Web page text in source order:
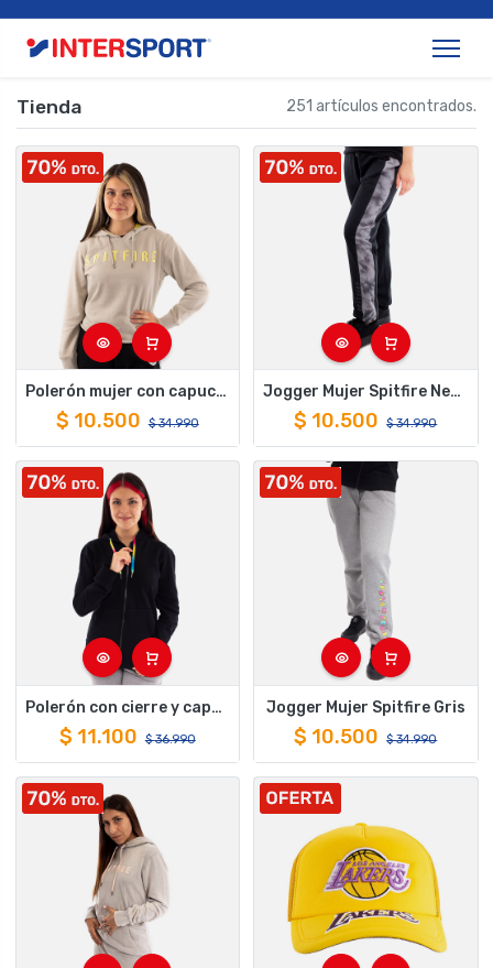
Tienda 251 artículos encontrados.
Polerón mujer con capucha seamless beige
$ 10.500 $34.990
Jogger Mujer Spitfire Negro Gris
$ 10.500 $34.990
Polerón con cierre y capucha para mujer spitfire skate like a girl back negro
$ 11.100 $36.990
Jogger Mujer Spitfire Gris
$ 10.500 $34.990